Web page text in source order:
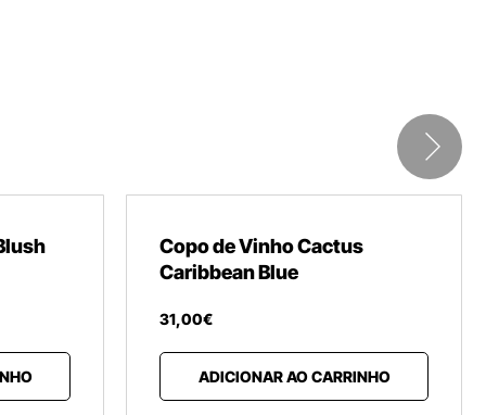
Copo de Vinho Cactus
Caribbean Blue
31,00€
ADICIONAR AO CARRINHO